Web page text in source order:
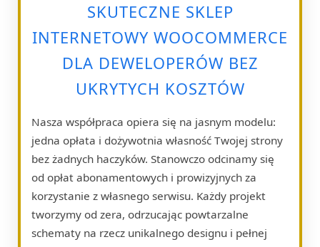
SKUTECZNE SKLEP
INTERNETOWY WOOCOMMERCE
DLA DEWELOPERÓW BEZ
UKRYTYCH KOSZTÓW
Nasza współpraca opiera się na jasnym modelu:
jedna opłata i dożywotnia własność Twojej strony
bez żadnych haczyków. Stanowczo odcinamy się
od opłat abonamentowych i prowizyjnych za
korzystanie z własnego serwisu. Każdy projekt
tworzymy od zera, odrzucając powtarzalne
schematy na rzecz unikalnego designu i pełnej